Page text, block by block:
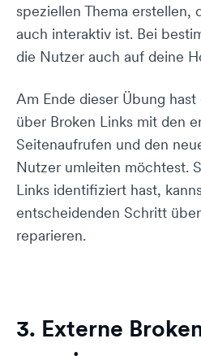
speziellen Thema erstellen,
auch interaktiv ist. Bei
die Nutzer auch auf deine
Am Ende dieser Übung
über Broken Links mit den
Seitenaufrufen und den
Nutzer umleiten möchtest.
Links identifiziert hast,
entscheidenden Schritt
reparieren.
3. Externe